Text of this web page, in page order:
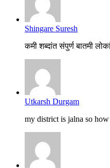
Shingare Suresh
कमी शब्दांत संपुर्ण बातमी
Utkarsh Durgam
my district is jalna so